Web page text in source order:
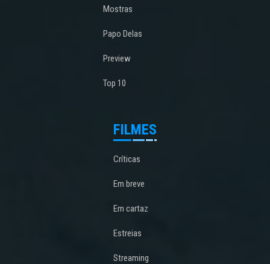
Mostras
Papo Delas
Preview
Top 10
FILMES
Críticas
Em breve
Em cartaz
Estreias
Streaming